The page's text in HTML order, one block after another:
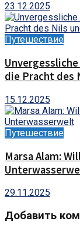
23.12.2025
Путешествие
die Pracht des
15.12.2025
Путешествие
Marsa Alam:
29.11.2025
Добавить